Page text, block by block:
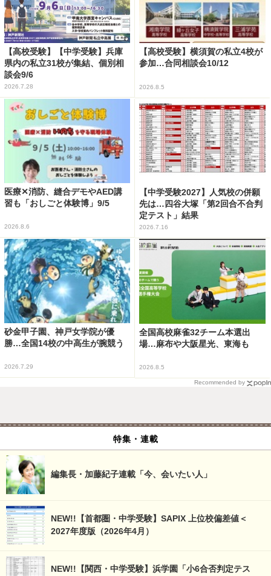
【高校受験】【中学受験】兵庫
県内の私立31校が集結、個別相
談会9/6
2026.7.28
【高校受験】横須賀の私立4校が
参加…合同相談会10/12
2026.8.5
医療✕消防、縫合デモやAED講
習も「おしごと体験博」9/5
2026.8.6
【中学受験2027】人気校の併願
先は…四谷大塚「第2回合不合判
定テスト」結果
2026.7.16
砂金甲子園、神戸女学院が優
勝…全国14校の中高生が腕競う
2026.7.29
全国高校麻雀32チーム本選出
場…麻布や大阪星光、東海も
2026.8.5
Recommended by
特集・連載
編集長・加藤紀子連載「今、会いたい人」
NEW!!【首都圏・中学受験】SAPIX 上位校偏差値＜
2027年度版（2026年4月）
NEW!!【関西・中学受験】浜学園「小6合否判定テス